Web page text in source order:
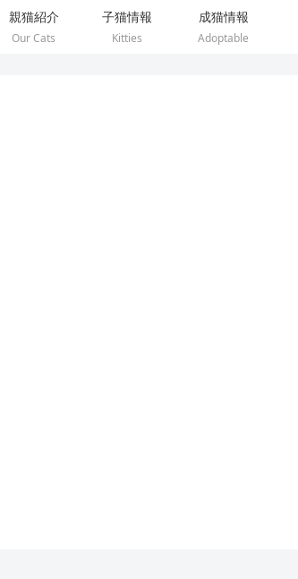
親猫紹介
Our Cats
子猫情報
Kitties
成猫情報
Adoptable